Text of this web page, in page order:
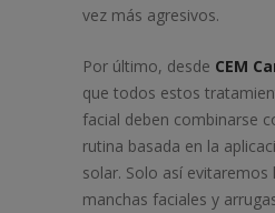
vez más agresivos.
Por último, desde CEM
que todos estos
facial deben combinarse
rutina basada en la
solar. Solo así evitaremos
manchas faciales y